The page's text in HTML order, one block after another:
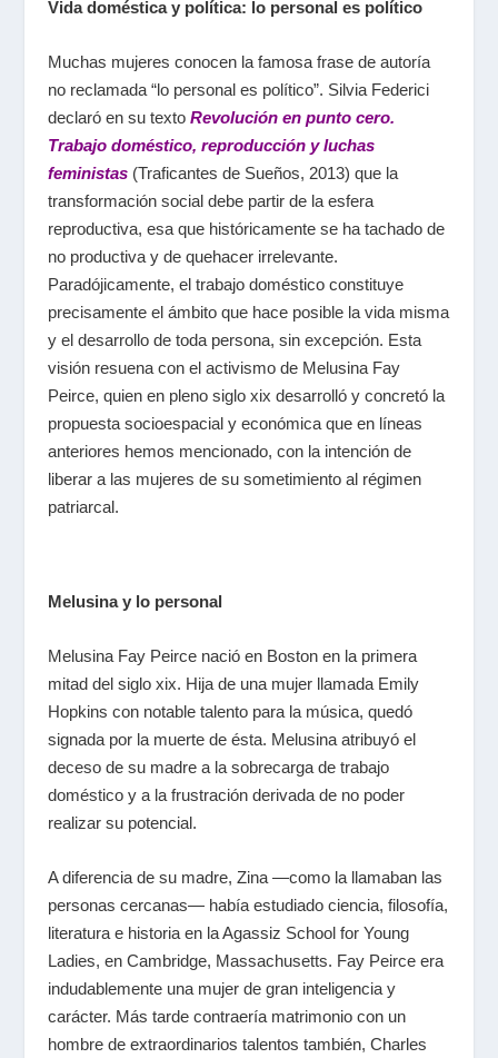
Vida doméstica y política: lo personal es político
Muchas mujeres conocen la famosa frase de autoría
no reclamada “lo personal es político”. Silvia Federici
declaró en su texto Revolución en punto cero.
Trabajo doméstico, reproducción y luchas
feministas(Traficantes de Sueños, 2013) que la
transformación social debe partir de la esfera
reproductiva, esa que históricamente se ha tachado de
no productiva y de quehacer irrelevante.
Paradójicamente, el trabajo doméstico constituye
precisamente el ámbito que hace posible la vida misma
y el desarrollo de toda persona, sin excepción. Esta
visión resuena con el activismo de Melusina Fay
Peirce, quien en pleno siglo xix desarrolló y concretó la
propuesta socioespacial y económica que en líneas
anteriores hemos mencionado, con la intención de
liberar a las mujeres de su sometimiento al régimen
patriarcal.
Melusina y lo personal
Melusina Fay Peirce nació en Boston en la primera
mitad del siglo xix. Hija de una mujer llamada Emily
Hopkins con notable talento para la música, quedó
signada por la muerte de ésta. Melusina atribuyó el
deceso de su madre a la sobrecarga de trabajo
doméstico y a la frustración derivada de no poder
realizar su potencial.
A diferencia de su madre, Zina ―como la llamaban las
personas cercanas― había estudiado ciencia, filosofía,
literatura e historia en la Agassiz School for Young
Ladies, en Cambridge, Massachusetts. Fay Peirce era
indudablemente una mujer de gran inteligencia y
carácter. Más tarde contraería matrimonio con un
hombre de extraordinarios talentos también, Charles